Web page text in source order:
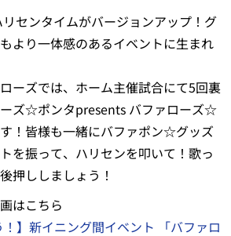
センタイムがバージョンアップ！グ
より一体感のあるイベントに生まれ
ーズでは、ホーム主催試合にて5回裏
ズ☆ポンタpresents バファローズ☆
！皆様も一緒にバファポン☆グッズ
を振って、ハリセンを叩いて！歌っ
押ししましょう！
はこちら
！】新イニング間イベント 「バファロ